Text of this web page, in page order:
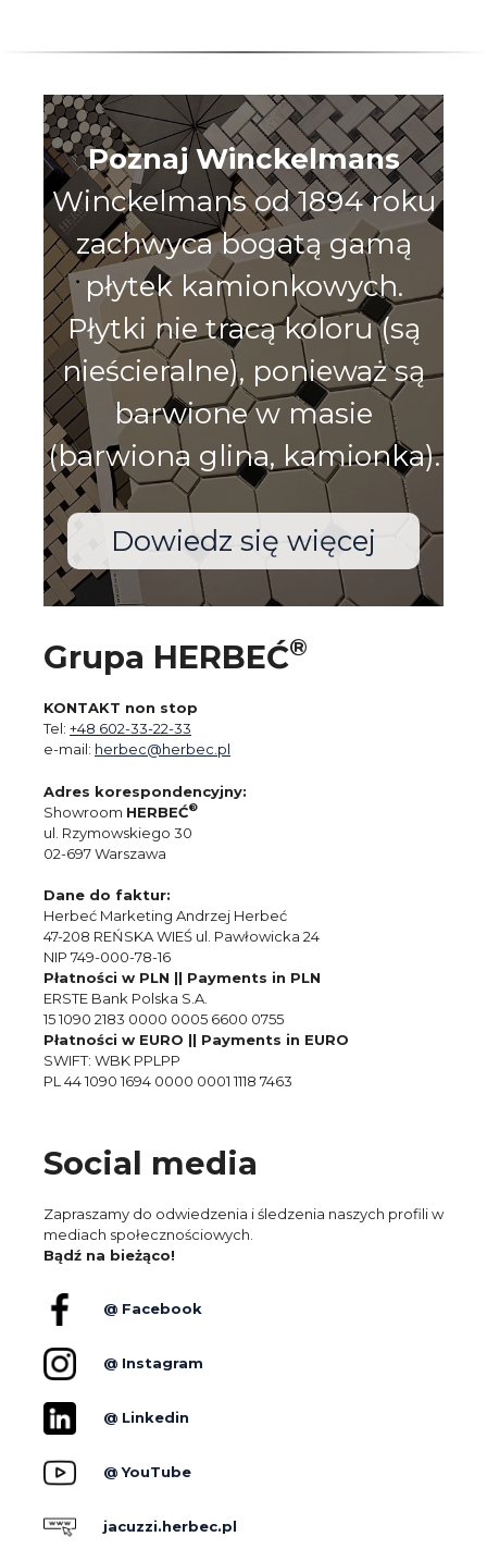
Poznaj Winckelmans
Winckelmans od 1894 roku
zachwyca bogatą gamą
płytek kamionkowych.
Płytki nie tracą koloru (są
nieścieralne), ponieważ są
barwione w masie
(barwiona glina, kamionka).
Dowiedz się więcej
Grupa HERBEĆ®
KONTAKT non stop
Tel: +48 602-33-22-33
e-mail: herbec@herbec.pl
Adres korespondencyjny:
Showroom HERBEĆ®
ul. Rzymowskiego 30
02-697 Warszawa
Dane do faktur:
Herbeć Marketing Andrzej Herbeć
47-208 REŃSKA WIEŚ ul. Pawłowicka 24
NIP 749-000-78-16
Płatności w PLN || Payments in PLN
ERSTE Bank Polska S.A.
15 1090 2183 0000 0005 6600 0755
Płatności w EURO || Payments in EURO
SWIFT: WBK PPLPP
PL 44 1090 1694 0000 0001 1118 7463
Social media
Zapraszamy do odwiedzenia i śledzenia naszych profili w
mediach społecznościowych.
Bądź na bieżąco!
@ Facebook
@ Instagram
@ Linkedin
@ YouTube
jacuzzi.herbec.pl